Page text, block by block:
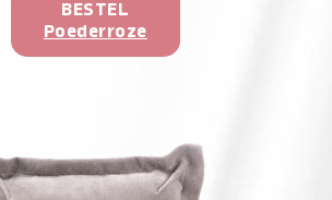
BESTEL
Poederroze